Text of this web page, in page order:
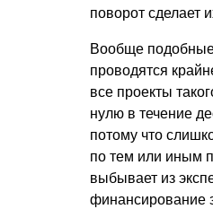
поворот сделает
Вообще
проводятся
все проекты
нулю в течение
потому что
по тем или иным
выбывает из
финансирование